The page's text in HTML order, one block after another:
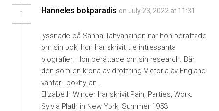
1 Hanneles bokparadis on July 23, 2022 at 11:31
lyssnade på Sanna Tahvanainen när hon berättade
om sin bok, hon har skrivit tre intressanta
biografier. Hon berättade om sin research. Bär
den som en krona av drottning Victoria av England
väntar i bokhyllan…
Elizabeth Winder har skrivit Pain, Parties, Work:
Sylvia Plath in New York, Summer 1953